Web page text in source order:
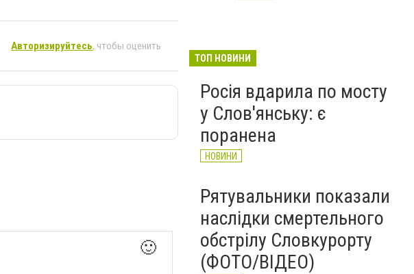
Авторизируйтесь, чтобы оценить
🙂
Донецькоблгаз припиняє
районів
НОВИНИ
ТОП НОВИНИ
Росія вдарила по мосту
у Слов'янську: є
поранена
НОВИНИ
Рятувальники показали
наслідки смертельного
обстрілу Словкурорту
(ФОТО/ВІДЕО)